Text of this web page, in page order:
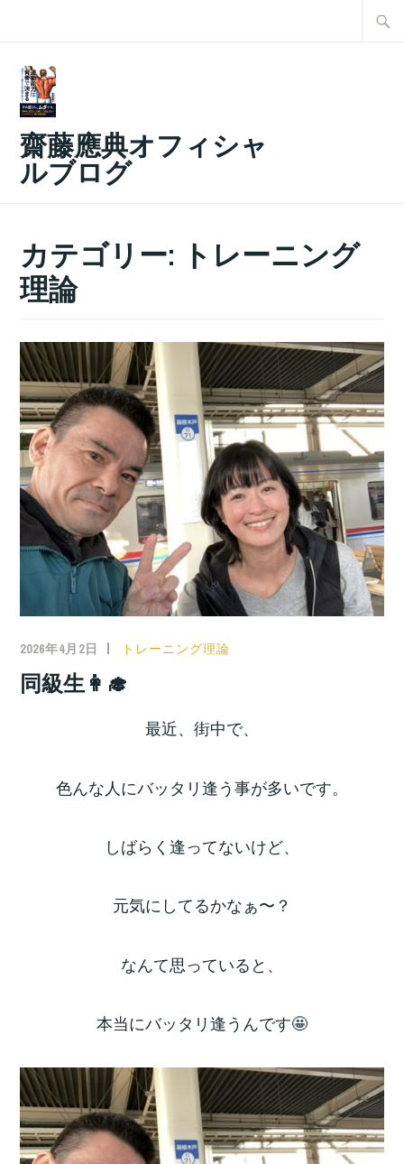
齋藤應典オフィシャ
ルブログ
カテゴリー: トレーニング
理論
2026年4月2日 トレーニング理論
同級生👩‍🎓
最近、街中で、
色んな人にバッタリ逢う事が多いです。
しばらく逢ってないけど、
元気にしてるかなぁ〜？
なんて思っていると、
本当にバッタリ逢うんです🤩